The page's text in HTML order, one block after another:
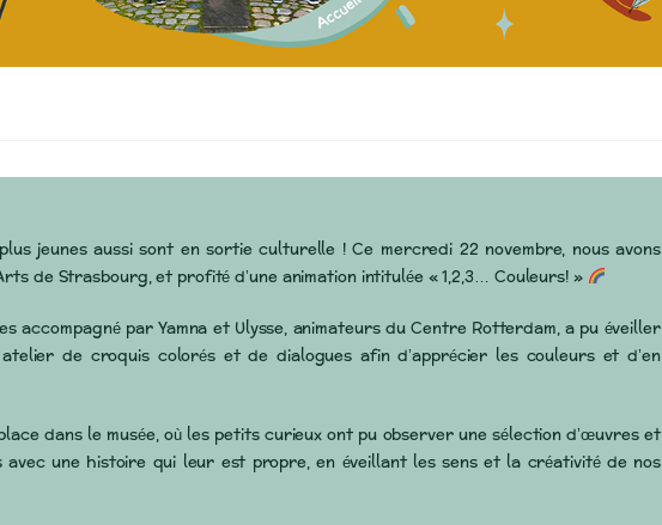
jeunes aussi sont en sortie culturelle ! Ce mercredi 22 novembre, nous avons
de Strasbourg, et profité d’une animation intitulée « 1,2,3… Couleurs! »
accompagné par Yamna et Ulysse, animateurs du Centre Rotterdam, a pu éveiller
de croquis colorés et de dialogues afin d’apprécier les couleurs et d’en
dans le musée, où les petits curieux ont pu observer une sélection d’œuvres et
avec une histoire qui leur est propre, en éveillant les sens et la créativité de nos